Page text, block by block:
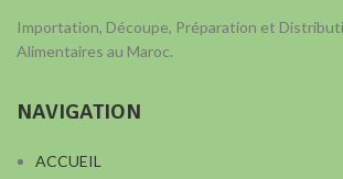
Importation, Découpe, Préparation et
Alimentaires au Maroc.
NAVIGATION
ACCUEIL